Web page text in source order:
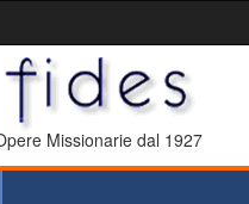
Missionarie dal 1927